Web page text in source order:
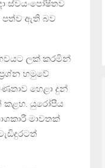
ස්වයංපෝෂිතව
පත්ව ඇති බව
ලක් කරමින්
හමුවේ
හෙළා දුන්
කළහ. යුරෝපීය
මාවතක්